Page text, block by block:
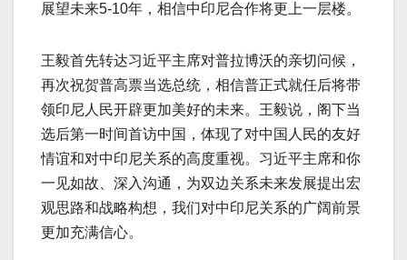
展望未来5-10年，相信中印尼合作将更上一层楼。
王毅首先转达习近平主席对普拉博沃的亲切问候，
再次祝贺普高票当选总统，相信普正式就任后将带
领印尼人民开辟更加美好的未来。王毅说，阁下当
选后第一时间首访中国，体现了对中国人民的友好
情谊和对中印尼关系的高度重视。习近平主席和你
一见如故、深入沟通，为双边关系未来发展提出宏
观思路和战略构想，我们对中印尼关系的广阔前景
更加充满信心。